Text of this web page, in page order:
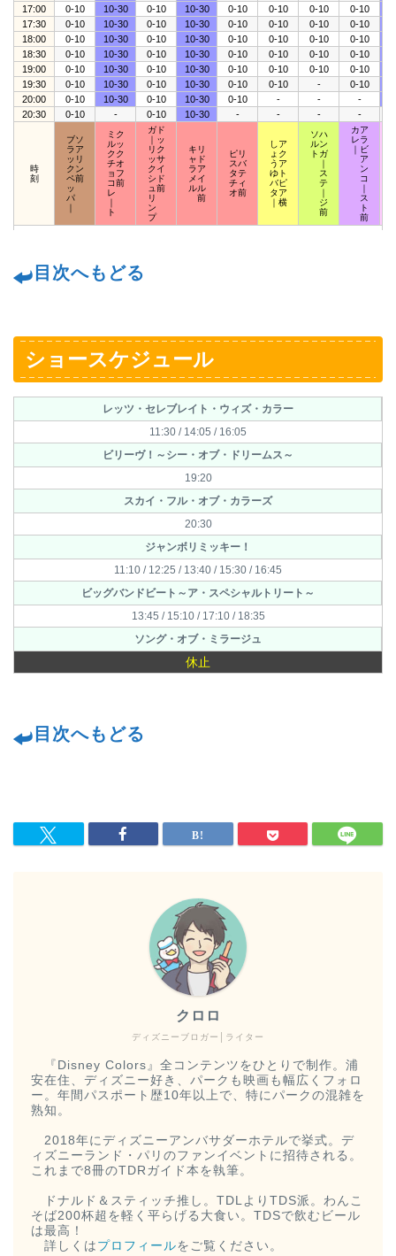
17:00
0-10 10-30 0-10 10-30 0-10 0-10 0-10 0-10
17:30
0-10 10-30 0-10 10-30 0-10 0-10 0-10 0-10
18:00
0-10 10-30 0-10 10-30 0-10 0-10 0-10 0-10
18:30
0-10 10-30 0-10 10-30 0-10 0-10 0-10 0-10
19:00
0-10 10-30 0-10 10-30 0-10 0-10 0-10 0-10
19:30
0-10 10-30 0-10 10-30 0-10 0-10 - 0-10
20:00
0-10 10-30 0-10 10-30 0-10 - - -
20:30
0-10 - 0-10 10-30 - - - -
時
刻
ブソ
ラア
ッリ
クン
ペ前
ッ
パ
｜
ミク
ルッ
クク
チオ
ョフ
コ前
レ
｜
ト
ガド
｜ッ
リク
ッサ
クイ
シド
ュ前
リ
ン
プ
キリ
ャド
ラア
メイ
ルル
前
ピリ
スバ
タテ
チィ
オ前
しア
ょク
うア
ゆト
バピ
タア
｜横
ソハ
ルン
トガ
｜
ス
テ
｜
ジ
前
カア
レラ
｜ビ
ア
ン
コ
｜
ス
ト
前
目次へもどる
ショースケジュール
レッツ・セレブレイト・ウィズ・カラー
11:30 / 14:05 / 16:05
ビリーヴ！～シー・オブ・ドリームス～
19:20
スカイ・フル・オブ・カラーズ
20:30
ジャンボリミッキー！
11:10 / 12:25 / 13:40 / 15:30 / 16:45
ビッグバンドビート～ア・スペシャルトリート～
13:45 / 15:10 / 17:10 / 18:35
ソング・オブ・ミラージュ
休止
目次へもどる
ディズニーブロガー│ライター
クロロ
『Disney Colors』全コンテンツをひとりで制作。浦
安在住、ディズニー好き、パークも映画も幅広くフォロ
ー。年間パスポート歴10年以上で、特にパークの混雑を
熟知。
2018年にディズニーアンバサダーホテルで挙式。デ
ィズニーランド・パリのファンイベントに招待される。
これまで8冊のTDRガイド本を執筆。
ドナルド＆スティッチ推し。TDLよりTDS派。わんこ
そば200杯超を軽く平らげる大食い。TDSで飲むビール
は最高！
詳しくは プロフィールをご覧ください。